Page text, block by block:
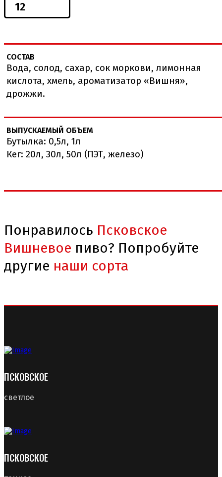
12
СОСТАВ
Вода, солод, сахар, сок моркови, лимонная
кислота, хмель, ароматизатор «Вишня»,
дрожжи.
ВЫПУСКАЕМЫЙ ОБЪЕМ
Бутылка: 0,5л, 1л
Кег: 20л, 30л, 50л (ПЭТ, железо)
Понравилось Псковское
Вишневое пиво? Попробуйте
другие наши сорта
ПСКОВСКОЕ
светлое
ПСКОВСКОЕ